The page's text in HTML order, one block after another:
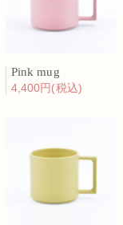
Pink mug
4,400円(税込)